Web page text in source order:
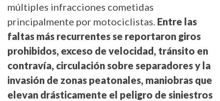
múltiples infracciones cometidas
principalmente por motociclistas. Entre las
faltas más recurrentes se reportaron giros
prohibidos, exceso de velocidad, tránsito en
contravía, circulación sobre separadores y la
invasión de zonas peatonales, maniobras que
elevan drásticamente el peligro de siniestros